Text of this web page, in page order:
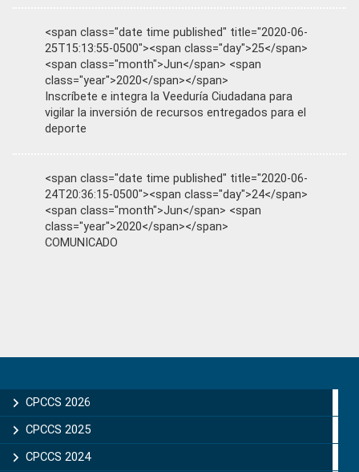
<span class="date time published" title="2020-06-
25T15:13:55-0500"><span class="day">25</span>
<span class="month">Jun</span> <span
class="year">2020</span></span>
Inscríbete e integra la Veeduría Ciudadana para
vigilar la inversión de recursos entregados para el
deporte
<span class="date time published" title="2020-06-
24T20:36:15-0500"><span class="day">24</span>
<span class="month">Jun</span> <span
class="year">2020</span></span>
COMUNICADO
Sidebar
CPCCS 2026
CPCCS 2025
CPCCS 2024